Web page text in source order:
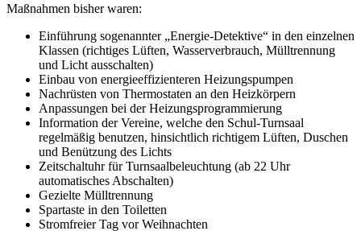
Maßnahmen bisher waren:
Einführung sogenannter „Energie-Detektive“ in den einzelnen
Klassen (richtiges Lüften, Wasserverbrauch, Mülltrennung
und Licht ausschalten)
Einbau von energieeffizienteren Heizungspumpen
Nachrüsten von Thermostaten an den Heizkörpern
Anpassungen bei der Heizungsprogrammierung
Information der Vereine, welche den Schul-Turnsaal
regelmäßig benutzen, hinsichtlich richtigem Lüften, Duschen
und Benützung des Lichts
Zeitschaltuhr für Turnsaalbeleuchtung (ab 22 Uhr
automatisches Abschalten)
Gezielte Mülltrennung
Spartaste in den Toiletten
Stromfreier Tag vor Weihnachten